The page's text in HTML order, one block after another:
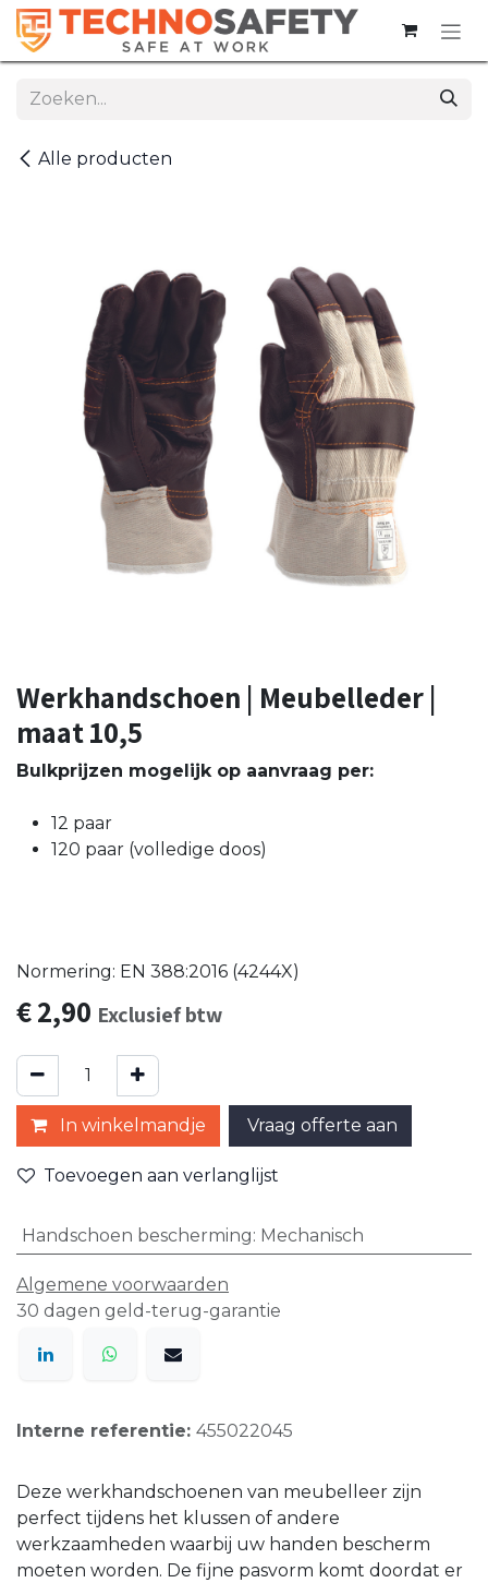
Overslaan naar inhoud
Alle producten
Werkhandschoen | Meubelleder |
maat 10,5
Bulkprijzen mogelijk op aanvraag per:
12 paar
120 paar (volledige doos)
Normering: EN 388:2016 (4244X)
€2,90 Exclusief btw
In winkelmandje Vraag offerte aan
Toevoegen aan verlanglijst
Handschoen bescherming: Mechanisch
Algemene voorwaarden
30 dagen geld-terug-garantie
Interne referentie: 455022045
Deze werkhandschoenen van meubelleer zijn
perfect tijdens het klussen of andere
werkzaamheden waarbij uw handen bescherm
moeten worden. De fijne pasvorm komt doordat er